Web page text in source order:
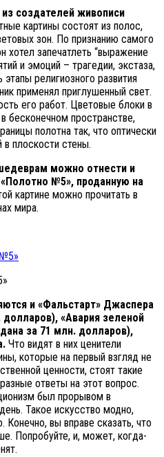
создателей живописи
картины состоят из полос,
зон. По признанию самого
хотел запечатлеть “выражение
и эмоций – трагедии, экстаза,
религиозного развития
применял приглушенный свет.
его работ. Цветовые блоки в
бесконечном пространстве,
полотна так, что оптически
в плоскости стены.
можно отнести и
№5», проданную на
картине можно прочитать в
мира.
и «Фальстарт» Джаспера
«Авария зеленой
за 71 млн. долларов),
Что видят в них ценители
которые на первый взгляд не
ценности, стоят такие
ответы на этот вопрос.
был прорывом в
Такое искусство модно,
Конечно, вы вправе сказать, что
Попробуйте, и, может, когда-